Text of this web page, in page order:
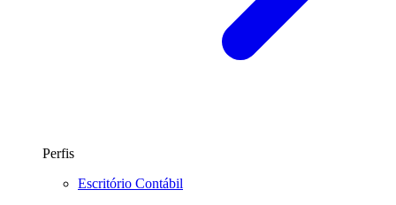
Perfis
Escritório Contábil